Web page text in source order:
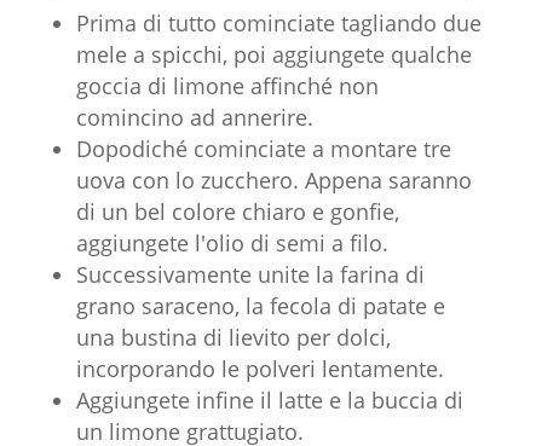
Prima di tutto cominciate tagliando due
mele a spicchi, poi aggiungete qualche
goccia di limone affinché non
comincino ad annerire.
Dopodiché cominciate a montare tre
uova con lo zucchero. Appena saranno
di un bel colore chiaro e gonfie,
aggiungete l'olio di semi a filo.
Successivamente unite la farina di
grano saraceno, la fecola di patate e
una bustina di lievito per dolci,
incorporando le polveri lentamente.
Aggiungete infine il latte e la buccia di
un limone grattugiato.